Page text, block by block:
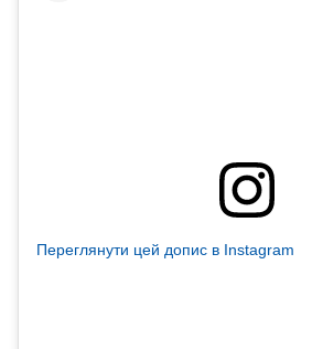
Переглянути цей допис в Instagram